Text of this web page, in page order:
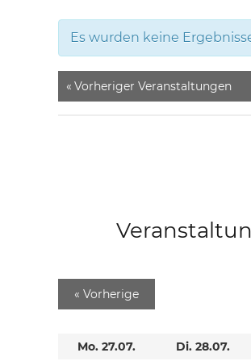
Es wurden keine
« Vorheriger Veranstaltungen
« Vorherige
Mo. 27.07. Di. 28.07.